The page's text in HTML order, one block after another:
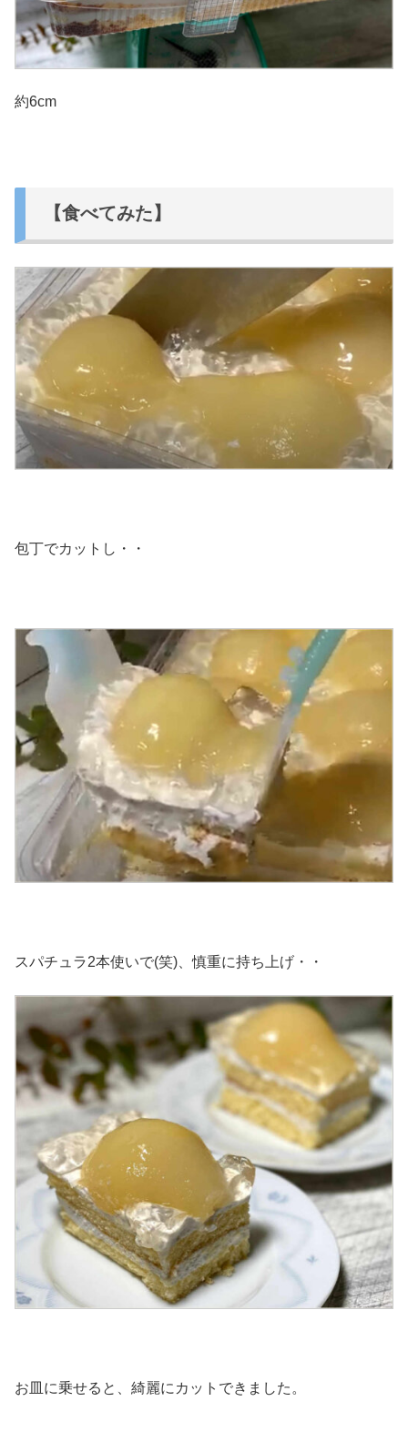
約6cm
【食べてみた】
包丁でカットし・・
スパチュラ2本使いで(笑)、慎重に持ち上げ・・
お皿に乗せると、綺麗にカットできました。